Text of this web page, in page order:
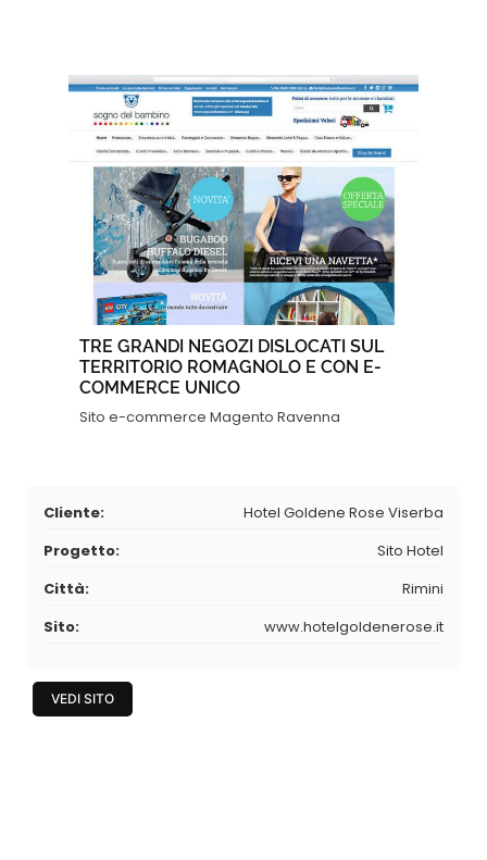
TRE GRANDI NEGOZI DISLOCATI SUL
TERRITORIO ROMAGNOLO E CON E-
COMMERCE UNICO
Sito e-commerce Magento Ravenna
Cliente:
Hotel Goldene Rose Viserba
Progetto:
Sito Hotel
Città:
Rimini
Sito:
www.hotelgoldenerose.it
VEDI SITO